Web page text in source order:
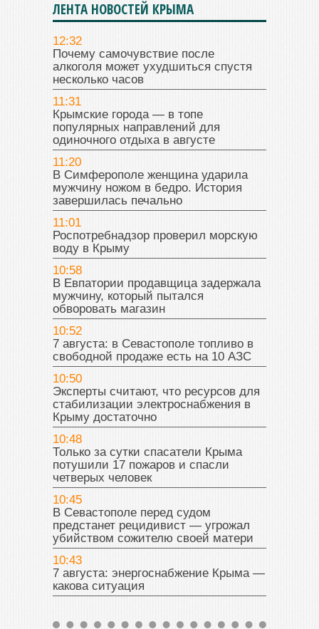
ЛЕНТА НОВОСТЕЙ КРЫМА
12:32
Почему самочувствие после
алкоголя может ухудшиться спустя
несколько часов
11:31
Крымские города — в топе
популярных направлений для
одиночного отдыха в августе
11:20
В Симферополе женщина ударила
мужчину ножом в бедро. История
завершилась печально
11:01
Роспотребнадзор проверил морскую
воду в Крыму
10:58
В Евпатории продавщица задержала
мужчину, который пытался
обворовать магазин
10:52
7 августа: в Севастополе топливо в
свободной продаже есть на 10 АЗС
10:50
Эксперты считают, что ресурсов для
стабилизации электроснабжения в
Крыму достаточно
10:48
Только за сутки спасатели Крыма
потушили 17 пожаров и спасли
четверых человек
10:45
В Севастополе перед судом
предстанет рецидивист — угрожал
убийством сожителю своей матери
10:43
7 августа: энергоснабжение Крыма —
какова ситуация